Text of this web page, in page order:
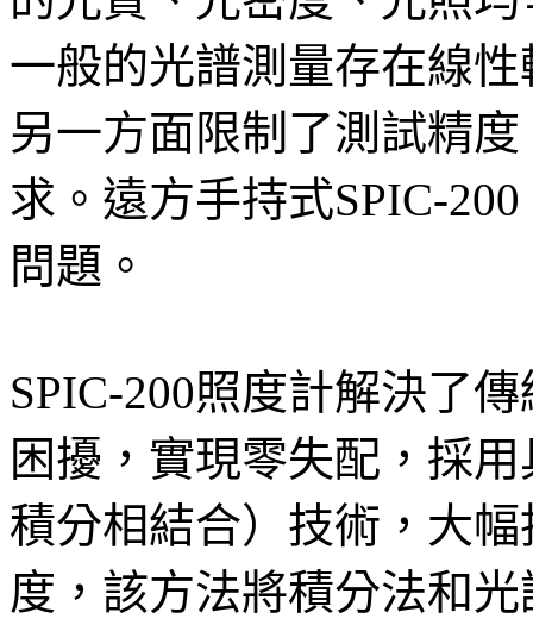
一般的光譜測量存在線
另一方面限制了測試精
求。遠方手持式SPIC-
問題。
SPIC-200照度計解決了
困擾，實現零失配，採
積分相結合）技術，大
度，該方法將積分法和